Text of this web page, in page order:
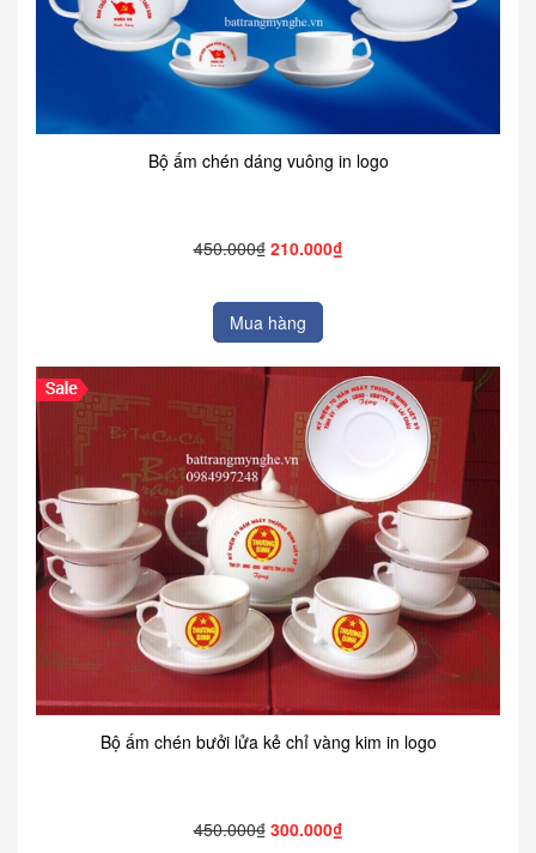
Bộ ấm chén dáng vuông in logo
450.000₫ 210.000₫
Mua hàng
Bộ ấm chén bưởi lửa kẻ chỉ vàng kim in logo
450.000₫ 300.000₫